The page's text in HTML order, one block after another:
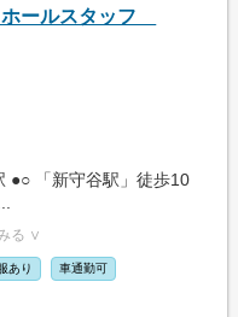
ホールスタッフ
●○ 「新守谷駅」徒歩10
る ∨
あり 車通勤可